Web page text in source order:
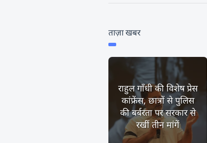
ताज़ा खबर
राहुल गाँधी की विशेष प्रेस
कांफ्रेंस, छात्रों से पुलिस
की बर्बरता पर सरकार से
रखीं तीन मांगें